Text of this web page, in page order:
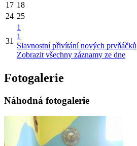
17 18
24 25
31
1
1
Slavnostní přivítání nových prvňáčků
Zobrazit všechny záznamy ze dne
Fotogalerie
Náhodná fotogalerie